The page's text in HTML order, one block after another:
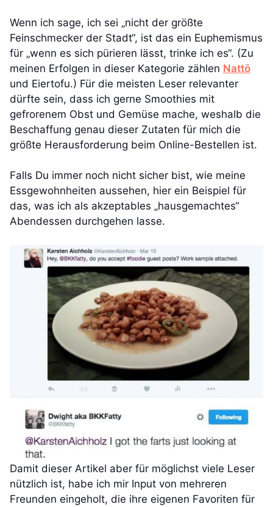
Wenn ich sage, ich sei „nicht der größte
Feinschmecker der Stadt“, ist das ein Euphemismus
für „wenn es sich pürieren lässt, trinke ich es“. (Zu
meinen Erfolgen in dieser Kategorie zählen Nattō
und Eiertofu.) Für die meisten Leser relevanter
dürfte sein, dass ich gerne Smoothies mit
gefrorenem Obst und Gemüse mache, weshalb die
Beschaffung genau dieser Zutaten für mich die
größte Herausforderung beim Online-Bestellen ist.
Falls Du immer noch nicht sicher bist, wie meine
Essgewohnheiten aussehen, hier ein Beispiel für
das, was ich als akzeptables „hausgemachtes“
Abendessen durchgehen lasse.
Damit dieser Artikel aber für möglichst viele Leser
nützlich ist, habe ich mir Input von mehreren
Freunden eingeholt, die ihre eigenen Favoriten für